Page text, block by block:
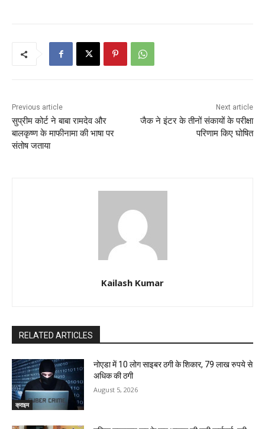
Previous article
सुप्रीम कोर्ट ने बाबा रामदेव और
बालकृष्ण के माफीनामा की भाषा पर
संतोष जताया
Next article
जैक ने इंटर के तीनों संकायों के परीक्षा
परिणाम किए घोषित
Kailash Kumar
RELATED ARTICLES
क्राइम
नोएडा में 10 लोग साइबर ठगी के शिकार, 79 लाख रुपये से
अधिक की ठगी
August 5, 2026